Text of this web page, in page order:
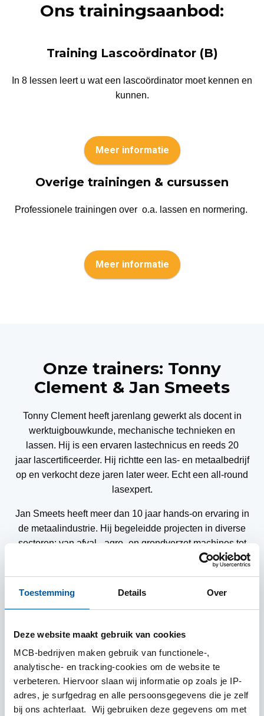
Toestemming Details Over
Deze website maakt gebruik van cookies
MCB-bedrijven maken gebruik van functionele-,
analytische- en tracking-cookies om de website te
verbeteren. Hiervoor slaan wij informatie op zoals je IP-
adres, je surfgedrag en alle persoonsgegevens die je zelf
bij ons achterlaat. Wij gebruiken deze gegevens om met
Ons trainingsaanbod:
Training Lascoördinator (B)
In 8 lessen leert u wat een lascoördinator moet kennen en
kunnen.
Meer informatie
Overige trainingen & cursussen
Professionele trainingen over o.a. lassen en normering.
Meer informatie
Onze trainers: Tonny
Clement & Jan Smeets
Tonny Clement heeft jarenlang gewerkt als docent in
werktuigbouwkunde, mechanische technieken en
lassen. Hij is een ervaren l astechnicus en reeds 20
jaar lascertificeerder. Hij richtte een las- en metaalbedrijf
op en verkocht deze jaren later weer. Echt een all-round
lasexpert.
Jan Smeets heeft meer dan 10 jaar hands-on ervaring in
de metaalindustrie. Hij begeleidde projecten in diverse
sectoren: van afval-, agro- en grondverzet machines tot
projecten in de plaatwerkindustrie uit diverse materialen.
behaalde onlangs ook nog een IWE-diploma.